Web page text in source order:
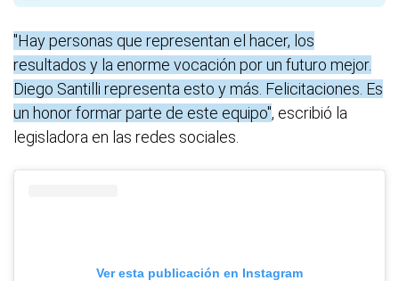
"Hay personas que representan el hacer, los
resultados y la enorme vocación por un futuro mejor.
Diego Santilli representa esto y más. Felicitaciones. Es
un honor formar parte de este equipo", escribió la
legisladora en las redes sociales.
Ver esta publicación en Instagram